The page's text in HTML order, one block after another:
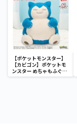
【ポケットモンスター】
【カビゴン】ポケットモ
ンスター めちゃもふぐっ
と ほっこりいやされぬい